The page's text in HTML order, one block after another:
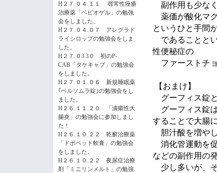
H２７.０４.１１ 尋常性痤瘡
治療薬「ベピオゲル」の勉強
会をしました。
H２７.０４.０７ アレグラド
ライシロップの勉強会をしま
した。
H２７.０3.3０ 初のP-
CAB「タケキャブ」の勉強会
をしました。
H２７.０１.０６ 新規睡眠薬
｢ベルソムラ錠｣の勉強会をし
ました。
H２６.１１.２０ 「潰瘍性大
腸炎」の勉強会に参加しまし
た！
H２６.１０.２２ 乾癬治療薬
「ドボベット軟膏」の勉強会
をしました。
H２６.１０.２２ 夜尿症治療
剤「ミニリンメルト」の勉強
副作用も少な
薬価が酸化マ
というひと手間
であることと
性便秘症の
ファーストチ
【おまけ】
グーフィス錠
グーフィス錠
することで大腸
胆汁酸を増や
消化管運動を
などの副作用の
少し多いが、